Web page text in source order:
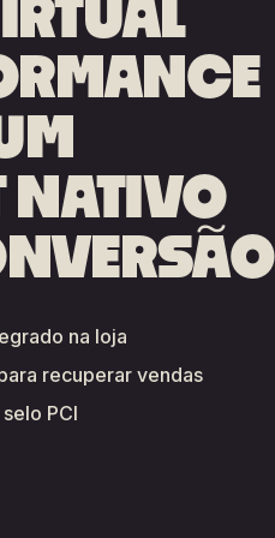
NATIVO
na loja
recuperar vendas
PCI